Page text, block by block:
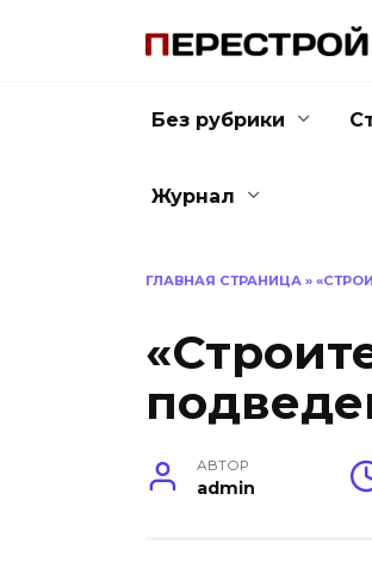
Без рубрики
Журнал
ГЛАВНАЯ СТРАНИЦА »
АВТОР
admin